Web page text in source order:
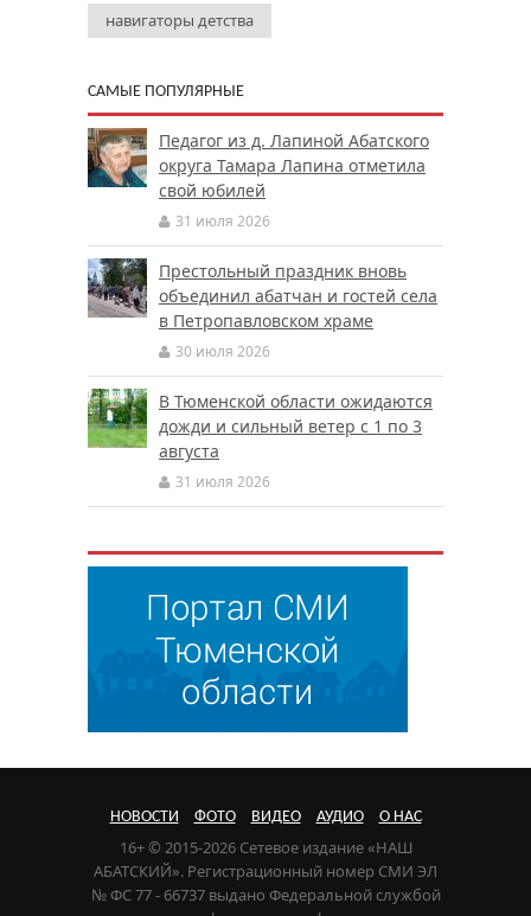
навигаторы детства
САМЫЕ ПОПУЛЯРНЫЕ
Педагог из д. Лапиной Абатского
округа Тамара Лапина отметила
свой юбилей
31 июля 2026
Престольный праздник вновь
объединил абатчан и гостей села
в Петропавловском храме
30 июля 2026
В Тюменской области ожидаются
дожди и сильный ветер с 1 по 3
августа
31 июля 2026
НОВОСТИ ФОТО ВИДЕО АУДИО О НАС
16+ © 2015-2026 Сетевое издание «НАШ
АБАТСКИЙ». Регистрационный номер СМИ ЭЛ
№ ФС 77 - 66737 выдано Федеральной службой